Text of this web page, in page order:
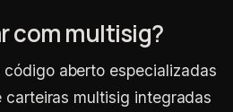
com multisig?
aberto especializadas
multisig integradas